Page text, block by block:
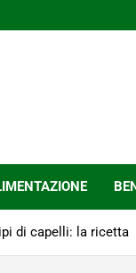
di capelli: la ricetta